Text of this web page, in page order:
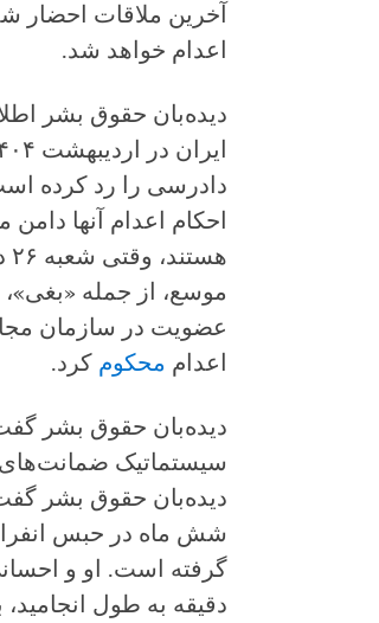
آخرین ملاقات احضار
اعدام خواهد شد.
دیده‌بان حقوق بشر
دادرسی را رد کرده
احکام اعدام آنها دامن
موسع، از جمله «بغی»،
عضویت در سازمان
اعدام محکوم کرد.
دیده‌بان حقوق بشر
سیستماتیک ضمانت‌های
شش ماه در حبس
گرفته است. او و
دقیقه به طول